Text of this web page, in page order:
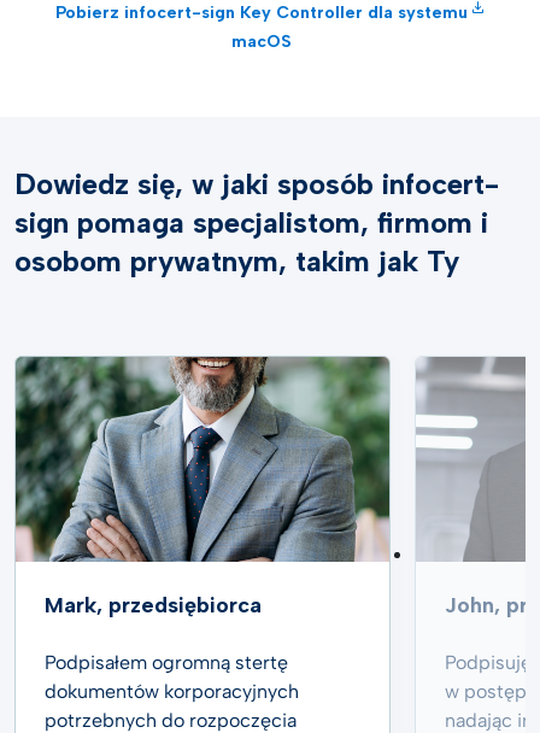
Pobierz infocert-sign Key Controller dla systemu
macOS
Dowiedz się, w jaki sposób infocert-
sign pomaga specjalistom, firmom i
osobom prywatnym, takim jak Ty
Mark, przedsiębiorca
Podpisałem ogromną stertę
dokumentów korporacyjnych
potrzebnych do rozpoczęcia
John,
Podpisuję
w
nadając